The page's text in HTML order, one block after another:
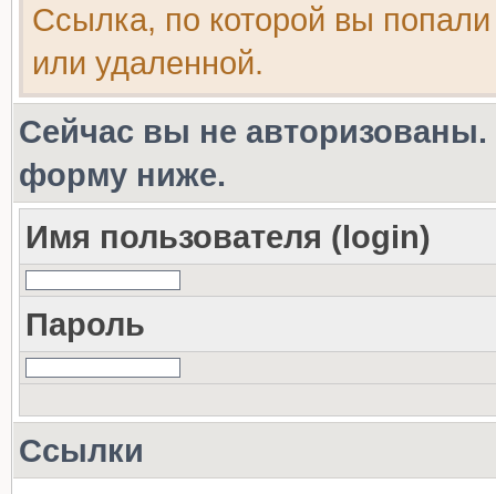
Ссылка, по которой вы
или удаленной.
Сейчас вы не авторизованы.
форму ниже.
Имя пользователя (login)
Пароль
Ссылки